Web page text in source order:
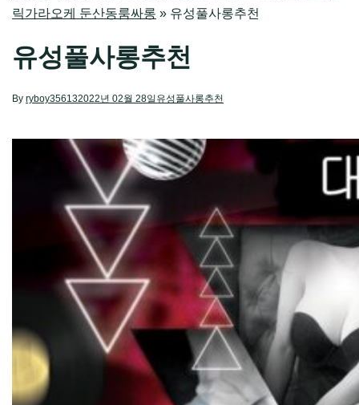
릭가라오케 둔산동룸싸롱 » 유성풀사롱추천
유성풀사롱추천
By ryboy356132022년 02월 28일 유성풀사롱추천